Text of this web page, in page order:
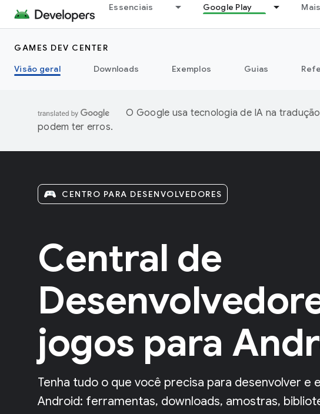
Essenciais Google Play Mais
GAMES DEV CENTER
Visão geral
Downloads Exemplos Guias
O Google usa tecnologia de IA na
podem ter erros.
CENTRO PARA DESENVOLVEDORES
Central de
jogos para
Tenha tudo o que você precisa para desenvolver e
Android: ferramentas, downloads, amostras,